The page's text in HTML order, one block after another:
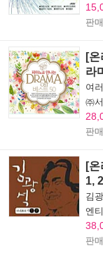
판
[
라
여
㈜
판
[
1, 2
김
엔
판